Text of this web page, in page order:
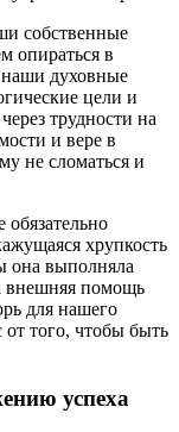
собственные
опираться в
духовные
цели и
трудности на
и вере в
не сломаться и
хрупкость
она выполняла
внешняя помощь
для нашего
того, чтобы быть
успеха